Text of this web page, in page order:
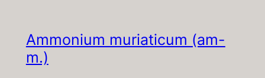
Ammonium muriaticum (am-
m.)